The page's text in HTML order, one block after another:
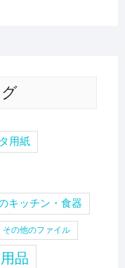
用紙
キッチン・食器
その他のファイル
品